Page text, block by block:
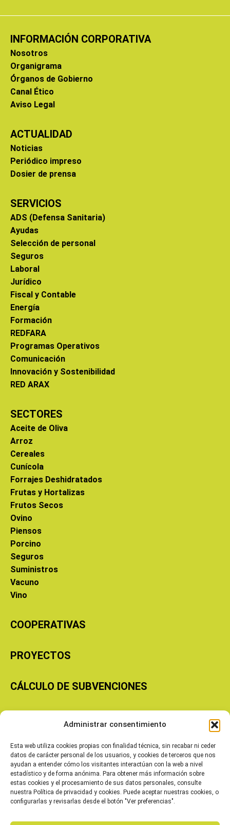
Administrar consentimiento
Esta web utiliza cookies propias con finalidad técnica, sin recabar ni ceder
datos de carácter personal de los usuarios, y cookies de terceros que nos
ayudan a entender cómo los visitantes interactúan con la web a nivel
estadístico y de forma anónima. Para obtener más información sobre
estas cookies y el procesamiento de sus datos personales, consulte
nuestra Política de privacidad y cookies. Puede aceptar nuestras cookies, o
configurarlas y revisarlas desde el botón "Ver preferencias".
INFORMACIÓN CORPORATIVA
Nosotros
Organigrama
Órganos de Gobierno
Canal Ético
Aviso Legal
ACTUALIDAD
Noticias
Periódico impreso
Dosier de prensa
SERVICIOS
ADS (Defensa Sanitaria)
Ayudas
Selección de personal
Seguros
Laboral
Jurídico
Fiscal y Contable
Energía
Formación
REDFARA
Programas Operativos
Comunicación
Innovación y Sostenibilidad
RED ARAX
SECTORES
Aceite de Oliva
Arroz
Cereales
Cunícola
Forrajes Deshidratados
Frutas y Hortalizas
Frutos Secos
Ovino
Piensos
Porcino
Seguros
Suministros
Vacuno
Vino
COOPERATIVAS
PROYECTOS
CÁLCULO DE SUBVENCIONES